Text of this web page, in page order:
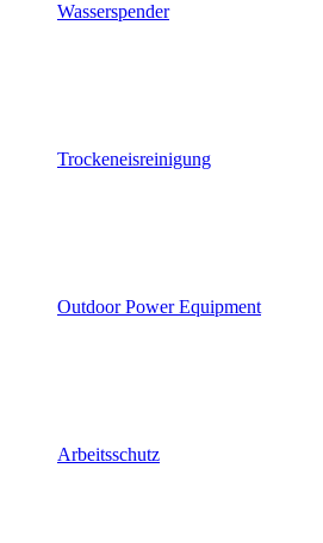
Wasserspender
Trockeneisreinigung
Outdoor Power Equipment
Arbeitsschutz